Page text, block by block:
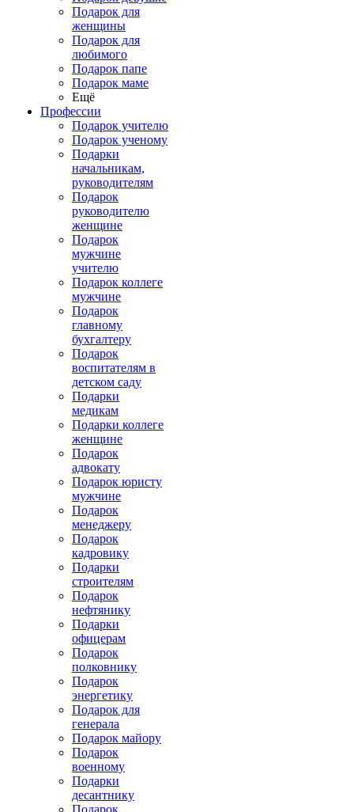
Подарок для
женщины
Подарок для
любимого
Подарок папе
Подарок маме
Ещё
Профессии
Подарок учителю
Подарок ученому
Подарки
начальникам,
руководителям
Подарок
руководителю
женщине
Подарок
мужчине
учителю
Подарок коллеге
мужчине
Подарок
главному
бухгалтеру
Подарок
воспитателям в
детском саду
Подарки
медикам
Подарки коллеге
женщине
Подарок
адвокату
Подарок юристу
мужчине
Подарок
менеджеру
Подарок
кадровику
Подарки
строителям
Подарок
нефтянику
Подарки
офицерам
Подарок
полковнику
Подарок
энергетику
Подарок для
генерала
Подарок майору
Подарок
военному
Подарки
десантнику
Подарок